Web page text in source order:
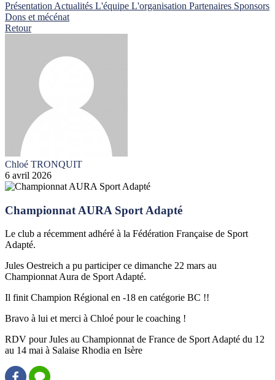
Présentation Actualités L'équipe L'organisation Partenaires Sponsors
Dons et mécénat
Retour
Chloé TRONQUIT
6 avril 2026
Championnat AURA Sport Adapté
Le club a récemment adhéré à la Fédération Française de Sport
Adapté.
Jules Oestreich a pu participer ce dimanche 22 mars au
Championnat Aura de Sport Adapté.
Il finit Champion Régional en -18 en catégorie BC !!
Bravo à lui et merci à Chloé pour le coaching !
RDV pour Jules au Championnat de France de Sport Adapté du 12
au 14 mai à Salaise Rhodia en Isère